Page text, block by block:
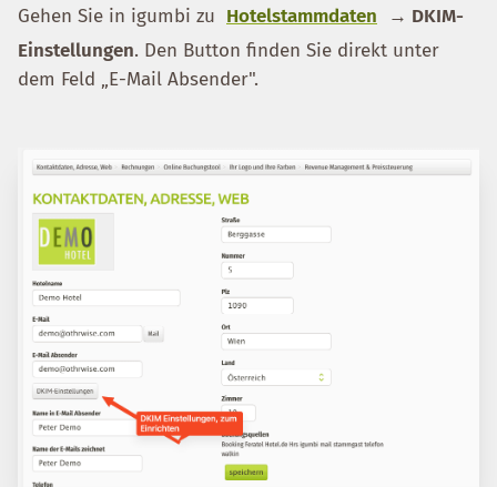
Gehen Sie in igumbi zu Hotelstammdaten
→ DKIM-
Einstellungen. Den Button finden Sie direkt unter
dem Feld „E-Mail Absender".